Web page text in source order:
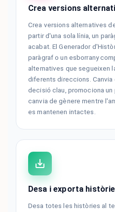
Crea versions
Crea versions alternatives
partir d'una sola línia, un
acabat. El Generador
paràgraf o un esborrany
alternatives que segueixen
diferents direccions. Canvia
decisió clau, promociona
canvia de gènere mentre
es mantenen intactes.
Desa i exporta
Desa totes les històries al